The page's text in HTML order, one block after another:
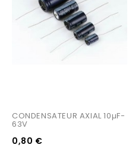
CONDENSATEUR AXIAL 10µF-
63V
0,80 €